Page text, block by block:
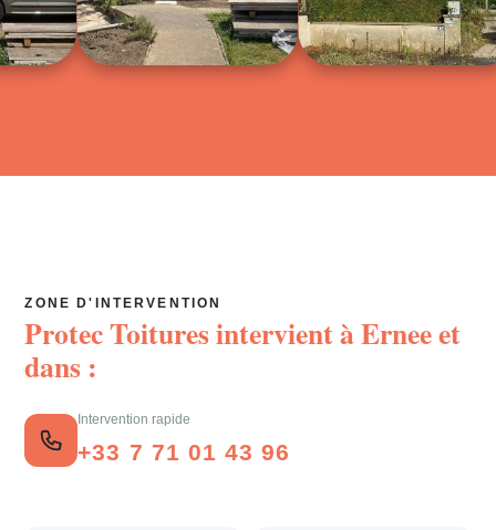
ZONE D'INTERVENTION
Protec Toitures intervient àErneeet
dans :
Intervention rapide
+33 7 71 01 43 96